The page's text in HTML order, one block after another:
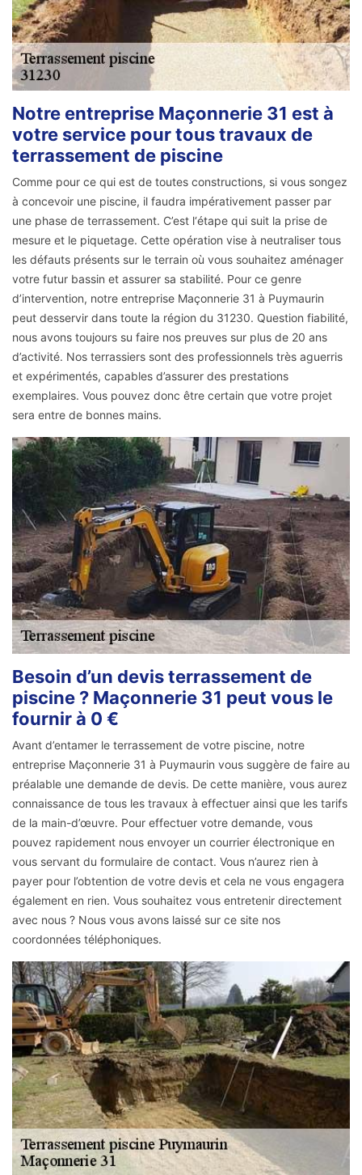
Notre entreprise Maçonnerie 31 est à
votre service pour tous travaux de
terrassement de piscine
Comme pour ce qui est de toutes constructions, si vous songez
à concevoir une piscine, il faudra impérativement passer par
une phase de terrassement. C’est l‘étape qui suit la prise de
mesure et le piquetage. Cette opération vise à neutraliser tous
les défauts présents sur le terrain où vous souhaitez aménager
votre futur bassin et assurer sa stabilité. Pour ce genre
d’intervention, notre entreprise Maçonnerie 31 à Puymaurin
peut desservir dans toute la région du 31230. Question fiabilité,
nous avons toujours su faire nos preuves sur plus de 20 ans
d’activité. Nos terrassiers sont des professionnels très aguerris
et expérimentés, capables d’assurer des prestations
exemplaires. Vous pouvez donc être certain que votre projet
sera entre de bonnes mains.
Besoin d’un devis terrassement de
piscine ? Maçonnerie 31 peut vous le
fournir à 0 €
Avant d’entamer le terrassement de votre piscine, notre
entreprise Maçonnerie 31 à Puymaurin vous suggère de faire au
préalable une demande de devis. De cette manière, vous aurez
connaissance de tous les travaux à effectuer ainsi que les tarifs
de la main-d’œuvre. Pour effectuer votre demande, vous
pouvez rapidement nous envoyer un courrier électronique en
vous servant du formulaire de contact. Vous n’aurez rien à
payer pour l’obtention de votre devis et cela ne vous engagera
également en rien. Vous souhaitez vous entretenir directement
avec nous ? Nous vous avons laissé sur ce site nos
coordonnées téléphoniques.